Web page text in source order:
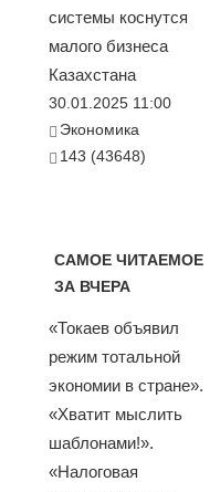
системы коснутся
малого бизнеса
Казахстана
30.01.2025 11:00
Экономика
143 (43648)
САМОЕ ЧИТАЕМОЕ
ЗА ВЧЕРА
«Токаев объявил
режим тотальной
экономии в стране».
«Хватит мыслить
шаблонами!».
«Налоговая